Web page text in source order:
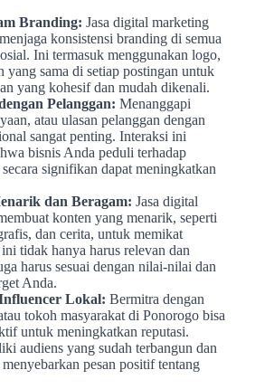
Branding: Jasa digital marketing
konsistensi branding di semua
Ini termasuk menggunakan logo,
yang sama di setiap postingan untuk
yang kohesif dan mudah dikenali.
Pelanggan: Menanggapi
atau ulasan pelanggan dengan
sangat penting. Interaksi ini
bisnis Anda peduli terhadap
signifikan dapat meningkatkan
dan Beragam: Jasa digital
konten yang menarik, seperti
dan cerita, untuk memikat
tidak hanya harus relevan dan
harus sesuai dengan nilai-nilai dan
Anda.
Lokal: Bermitra dengan
tokoh masyarakat di Ponorogo bisa
untuk meningkatkan reputasi.
audiens yang sudah terbangun dan
pesan positif tentang